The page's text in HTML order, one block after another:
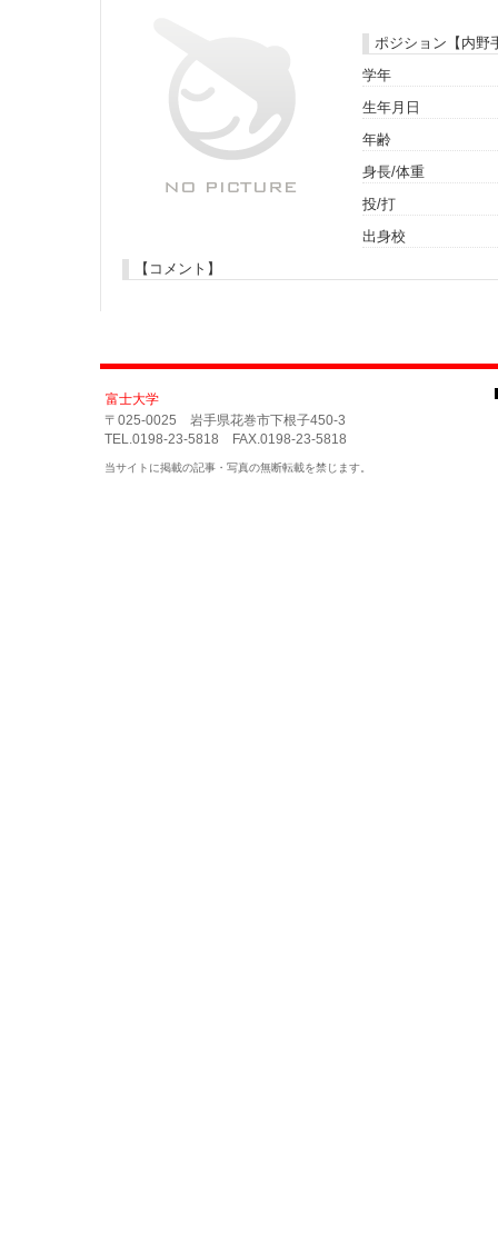
ポジション【内野
学年
生年月日
年齢
身長/体重
投/打
出身校
【コメント】
富士大学
〒025-0025 岩手県花巻市下根子450-3
TEL.0198-23-5818 FAX.0198-23-5818
当サイトに掲載の記事・写真の無断転載を禁じます。